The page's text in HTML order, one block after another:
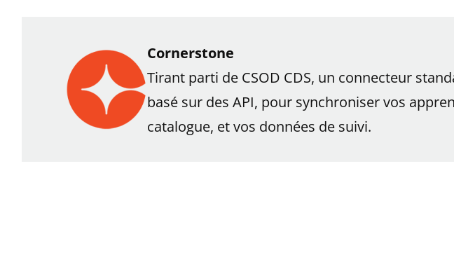
Cornerstone
Tirant parti de CSOD CDS, un connecteur
basé sur des API, pour synchroniser vos
catalogue, et vos données de suivi.